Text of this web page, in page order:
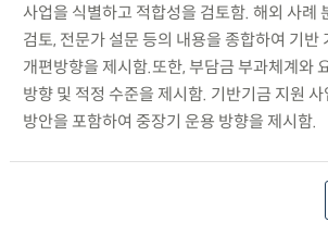
사업을 식별하고 적합성을 검토함. 해외 사례
검토, 전문가 설문 등의 내용을 종합하여 기반
개편방향을 제시함.또한, 부담금 부과체계와
방향 및 적정 수준을 제시함. 기반기금 지원
방안을 포함하여 중장기 운용 방향을 제시함.